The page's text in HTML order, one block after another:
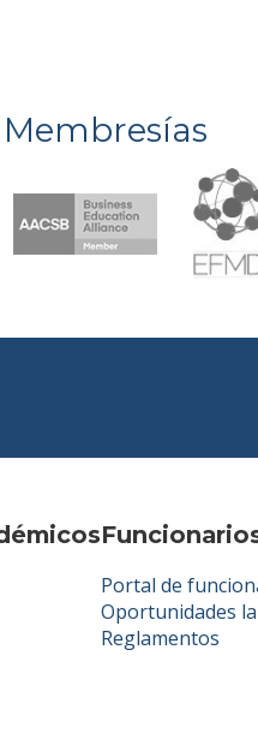
Membresías
Portal de
Oportunidades
Reglamentos